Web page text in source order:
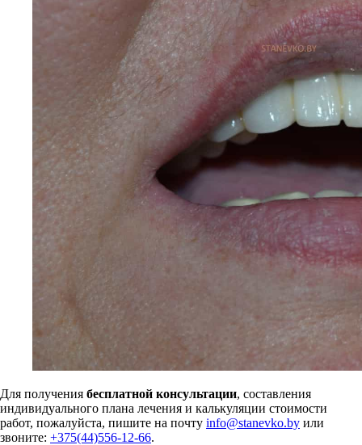
Для получения бесплатной консультации, составления
индивидуального плана лечения и калькуляции стоимости
работ, пожалуйста, пишите на почту info@stanevko.by или
звоните: +375(44)556-12-66.